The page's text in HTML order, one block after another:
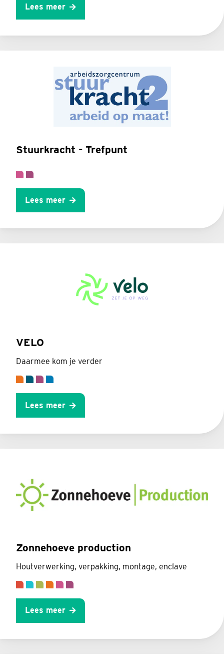
Lees meer
Stuurkracht - Trefpunt
Lees meer
VELO
Daarmee kom je verder
Lees meer
Zonnehoeve production
Houtverwerking, verpakking, montage, enclave
Lees meer